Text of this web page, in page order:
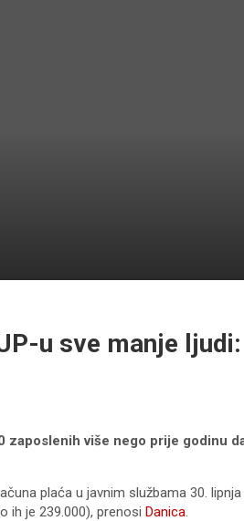
u sve manje
zaposlenih više nego prije godinu
plaća u javnim službama 30.
ih je 239.000), prenosi Danica